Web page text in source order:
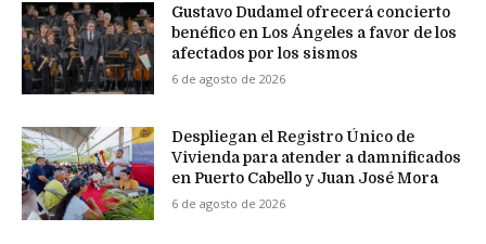
Gustavo Dudamel ofrecerá concierto
benéfico en Los Ángeles a favor de los
afectados por los sismos
6 de agosto de 2026
Despliegan el Registro Único de
Vivienda para atender a damnificados
en Puerto Cabello y Juan José Mora
6 de agosto de 2026